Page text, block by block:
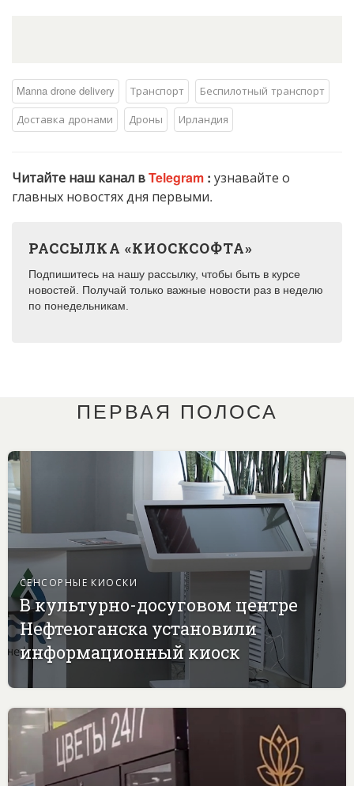
Manna drone delivery Транспорт
Беспилотный транспорт
Доставка дронами
Дроны Ирландия
Читайте наш канал вTelegram : узнавайте о
главных новостях дня первыми.
РАССЫЛКА «КИОСКСОФТА»
Подпишитесь на нашу рассылку, чтобы быть в курсе
новостей. Получай только важные новости раз в неделю
по понедельникам.
ПЕРВАЯ ПОЛОСА
СЕНСОРНЫЕ КИОСКИ
В культурно-досуговом центре
Нефтеюганска установили
информационный киоск